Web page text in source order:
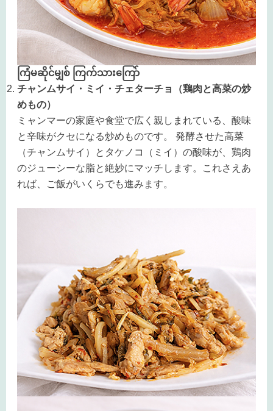
ကြံမဆိုင်မျှစ် ကြက်သားကြော်
チャンムサイ・ミイ・チェターチョ（鶏肉と高菜の炒
めもの）
ミャンマーの家庭や食堂で広く親しまれている、酸味
と辛味がクセになる炒めものです。 発酵させた高菜
（チャンムサイ）とタケノコ（ミイ）の酸味が、鶏肉
のジューシーな脂と絶妙にマッチします。これさえあ
れば、ご飯がいくらでも進みます。